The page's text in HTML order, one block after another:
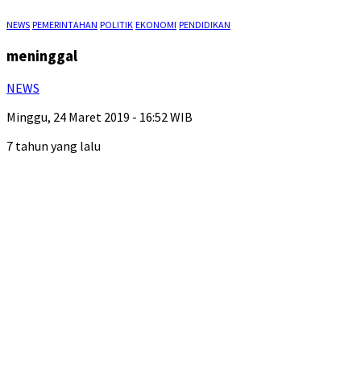
NEWS PEMERINTAHAN POLITIK EKONOMI PENDIDIKAN
meninggal
NEWS
Minggu, 24 Maret 2019 - 16:52 WIB
7 tahun yang lalu